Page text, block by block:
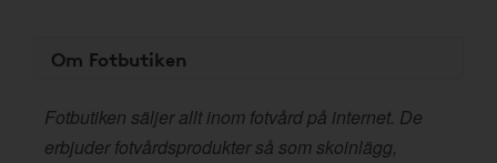
Om Fotbutiken
Fotbutiken säljer allt inom fotvård på internet. De
erbjuder fotvårdsprodukter så som skoinlägg,